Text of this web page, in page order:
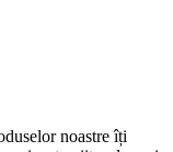
noastre îți